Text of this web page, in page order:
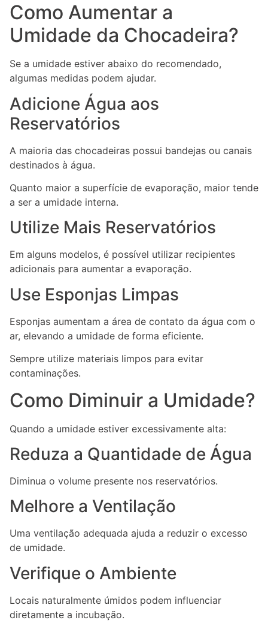
Como Aumentar a
Umidade da Chocadeira?
Se a umidade estiver abaixo do recomendado,
algumas medidas podem ajudar.
Adicione Água aos
Reservatórios
A maioria das chocadeiras possui bandejas ou canais
destinados à água.
Quanto maior a superfície de evaporação, maior tende
a ser a umidade interna.
Utilize Mais Reservatórios
Em alguns modelos, é possível utilizar recipientes
adicionais para aumentar a evaporação.
Use Esponjas Limpas
Esponjas aumentam a área de contato da água com o
ar, elevando a umidade de forma eficiente.
Sempre utilize materiais limpos para evitar
contaminações.
Como Diminuir a Umidade?
Quando a umidade estiver excessivamente alta:
Reduza a Quantidade de Água
Diminua o volume presente nos reservatórios.
Melhore a Ventilação
Uma ventilação adequada ajuda a reduzir o excesso
de umidade.
Verifique o Ambiente
Locais naturalmente úmidos podem influenciar
diretamente a incubação.